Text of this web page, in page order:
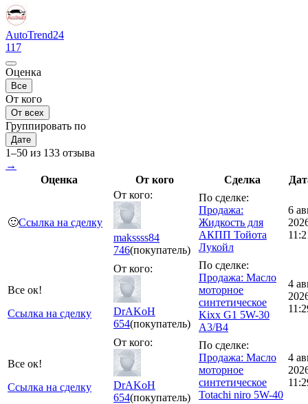
AutoTrend24
117
Оценка
Все
От кого
От всех
Группировать по
Дате
1–50 из 133 отзыва
→
Оценка
От кого Сделка
🙂Ссылка на сделку
От кого:
makssss84
746(покупатель)
По сделке:
Продажа:
Жидкость для
АКПП Тойота
Лукойл
6
Все ок!
Ссылка на сделку
От кого:
DrAKoH
654(покупатель)
По сделке:
Продажа: Масло
моторное
синтетическое
Kixx G1 5W-30
A3/B4
4
Все ок!
Ссылка на сделку
От кого:
DrAKoH
654(покупатель)
По сделке:
Продажа: Масло
моторное
синтетическое
Totachi niro 5W-40
4